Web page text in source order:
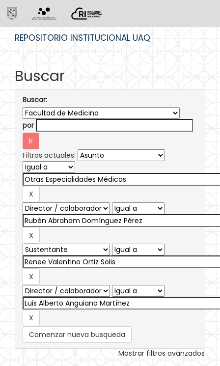
REPOSITORIO INSTITUCIONAL UAQ
Buscar
Buscar:
por
Filtros actuales:
Comenzar nueva busqueda
Mostrar filtros avanzados